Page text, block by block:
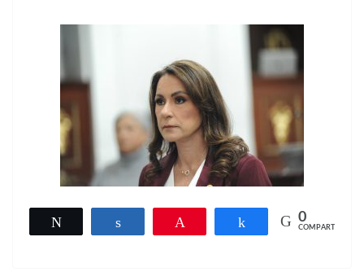
Compartir Compartir
0
COMPARTIR